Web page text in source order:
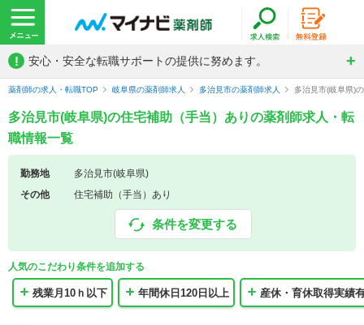
! 安心・安全な転職サポートの提供に努めます。
薬剤師の求人・転職TOP 岐阜県の薬剤師求人 多治見市の薬剤師求人 多治見市(岐阜県)
多治見市(岐阜県)の住宅補助（手当）ありの薬剤師求人・転
職情報一覧
勤務地
多治見市(岐阜県)
その他
住宅補助（手当）あり
条件を変更する
人気のこだわり条件を追加する
残業月10ｈ以下 年間休日120日以上 産休・育休取得実績